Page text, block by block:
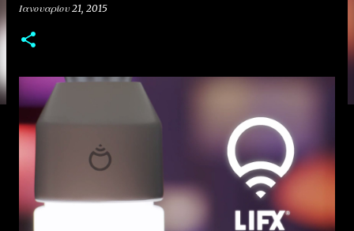
Ιανουαρίου 21, 2015